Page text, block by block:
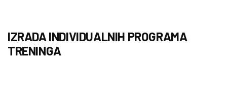
IZRADA INDIVIDUALNIH PROGRAMA
TRENINGA